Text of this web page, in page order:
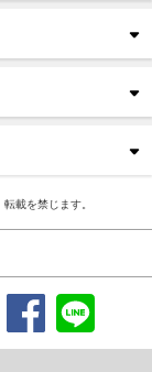
載を禁じます。